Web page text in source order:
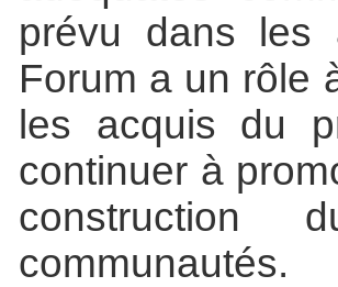
prévu dans les
Forum a un rôle
les acquis du
continuer à
construction
communautés.